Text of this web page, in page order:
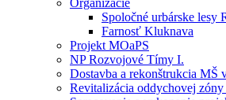
Organizácie
Spoločné urbárske lesy
Farnosť Kluknava
Projekt MOaPS
NP Rozvojové Tímy I.
Dostavba a rekonštrukcia MŠ
Revitalizácia oddychovej